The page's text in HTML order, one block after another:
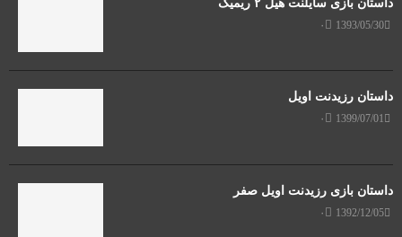
داستان بازی سایلنت هیل ۲ ریمیک
1393/05/30 ۰
داستان رزیدنت اویل
1399/07/01 ۰
داستان بازی رزیدنت اویل صفر
1392/12/05 ۰